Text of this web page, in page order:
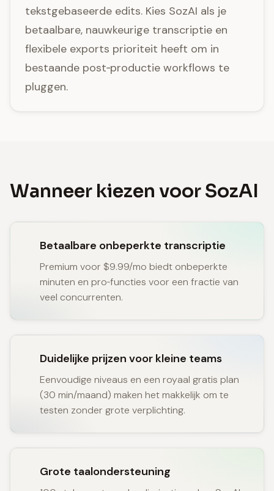
tekstgebaseerde edits. Kies SozAI als je
betaalbare, nauwkeurige transcriptie en
flexibele exports prioriteit heeft om in
bestaande post‑productie workflows te
pluggen.
Wanneer kiezen voor SozAI
Betaalbare onbeperkte transcriptie
Premium voor $9.99/mo biedt onbeperkte
minuten en pro‑functies voor een fractie van
veel concurrenten.
Duidelijke prijzen voor kleine teams
Eenvoudige niveaus en een royaal gratis plan
(30 min/maand) maken het makkelijk om te
testen zonder grote verplichting.
Grote taalondersteuning